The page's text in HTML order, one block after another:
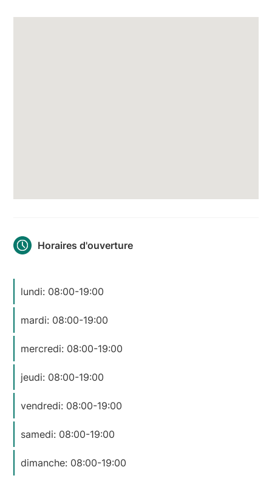
Horaires d'ouverture
lundi: 08:00-19:00
mardi: 08:00-19:00
mercredi: 08:00-19:00
jeudi: 08:00-19:00
vendredi: 08:00-19:00
samedi: 08:00-19:00
dimanche: 08:00-19:00